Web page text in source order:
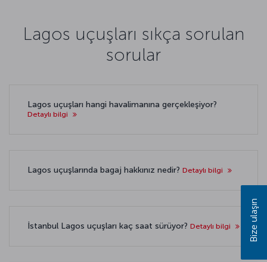
Lagos uçuşları sıkça sorulan
sorular
Lagos uçuşları hangi havalimanına gerçekleşiyor?
Detaylı bilgi
Lagos uçuşlarında bagaj hakkınız nedir? Detaylı bilgi
İstanbul Lagos uçuşları kaç saat sürüyor? Detaylı bilgi Bize ulaşın